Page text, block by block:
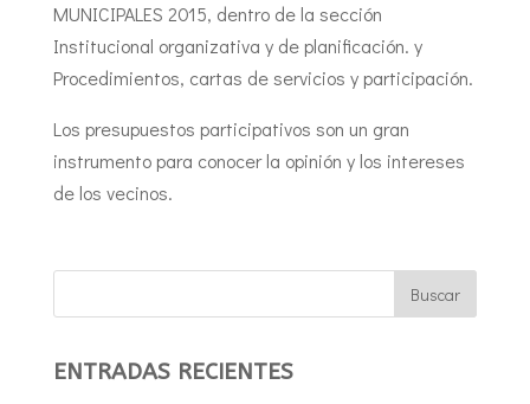
MUNICIPALES 2015, dentro de la sección
Institucional organizativa y de planificación. y
Procedimientos, cartas de servicios y participación.
Los presupuestos participativos son un gran
instrumento para conocer la opinión y los intereses
de los vecinos.
ENTRADAS RECIENTES